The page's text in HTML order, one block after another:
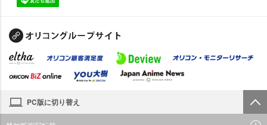
PC版に切り替え